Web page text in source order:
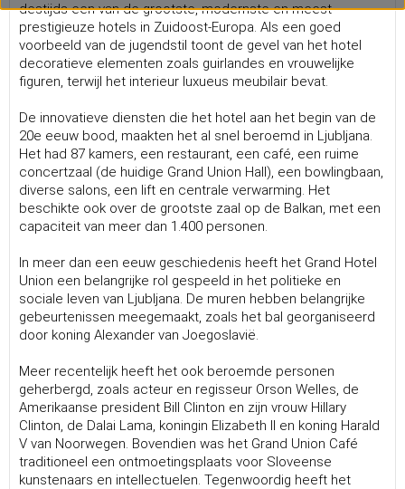
destijds een van de grootste, modernste en meest
prestigieuze hotels in Zuidoost-Europa. Als een goed
voorbeeld van de jugendstil toont de gevel van het hotel
decoratieve elementen zoals guirlandes en vrouwelijke
figuren, terwijl het interieur luxueus meubilair bevat.
De innovatieve diensten die het hotel aan het begin van de
20e eeuw bood, maakten het al snel beroemd in Ljubljana.
Het had 87 kamers, een restaurant, een café, een ruime
concertzaal (de huidige Grand Union Hall), een bowlingbaan,
diverse salons, een lift en centrale verwarming. Het
beschikte ook over de grootste zaal op de Balkan, met een
capaciteit van meer dan 1.400 personen.
In meer dan een eeuw geschiedenis heeft het Grand Hotel
Union een belangrijke rol gespeeld in het politieke en
sociale leven van Ljubljana. De muren hebben belangrijke
gebeurtenissen meegemaakt, zoals het bal georganiseerd
door koning Alexander van Joegoslavië.
Meer recentelijk heeft het ook beroemde personen
geherbergd, zoals acteur en regisseur Orson Welles, de
Amerikaanse president Bill Clinton en zijn vrouw Hillary
Clinton, de Dalai Lama, koningin Elizabeth II en koning Harald
V van Noorwegen. Bovendien was het Grand Union Café
traditioneel een ontmoetingsplaats voor Sloveense
kunstenaars en intellectuelen. Tegenwoordig heeft het